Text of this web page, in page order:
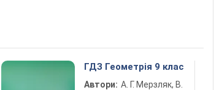
ГДЗ Геометрія 9 клас
Автори: А. Г. Мерзляк, В.